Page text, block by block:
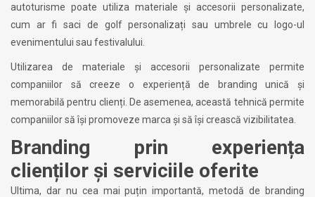
autoturisme poate utiliza materiale și accesorii personalizate,
cum ar fi saci de golf personalizați sau umbrele cu logo-ul
evenimentului sau festivalului.
Utilizarea de materiale și accesorii personalizate permite
companiilor să creeze o experiență de branding unică și
memorabilă pentru clienți. De asemenea, această tehnică permite
companiilor să își promoveze marca și să își crească vizibilitatea.
Branding prin experiența
clienților și serviciile oferite
Ultima, dar nu cea mai puțin importantă, metodă de branding